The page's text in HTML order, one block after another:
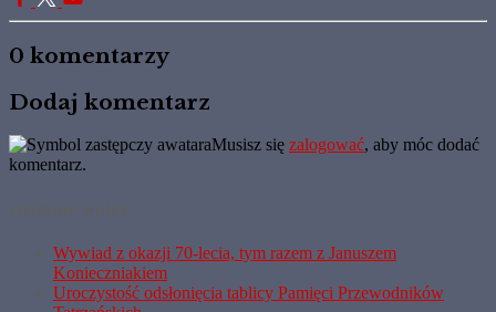
0 komentarzy
Dodaj komentarz
Musisz się zalogować, aby móc dodać
komentarz.
Wywiad z okazji 70-lecia, tym razem z Januszem
Konieczniakiem
Uroczystość odsłonięcia tablicy Pamięci Przewodników